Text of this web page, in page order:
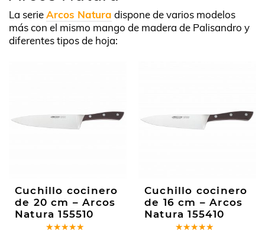
La serieArcos Natura dispone de varios modelos
más con el mismo mango de madera de Palisandro y
diferentes tipos de hoja:
Cuchillo cocinero
de 20 cm – Arcos
Natura 155510
Cuchillo cocinero
de 16 cm – Arcos
Natura 155410